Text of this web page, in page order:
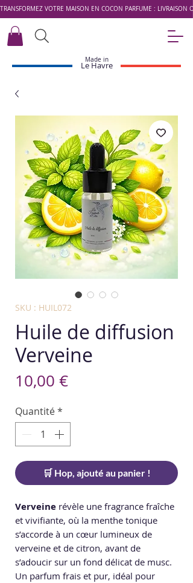
TRANSFORMEZ VOTRE MAISON EN COCON PARFUMÉ : LIVRAISON
Made in
Le Havre
SKU : HUIL072
Huile de diffusion
Verveine
10,00 €Prix
Quantité*
🛒 Hop, ajouté au panier !
Verveine révèle une fragrance fraîche
et vivifiante, où la menthe tonique
s’accorde à un cœur lumineux de
verveine et de citron, avant de
s’adoucir sur un fond délicat de musc.
Un parfum frais et pur, idéal pour